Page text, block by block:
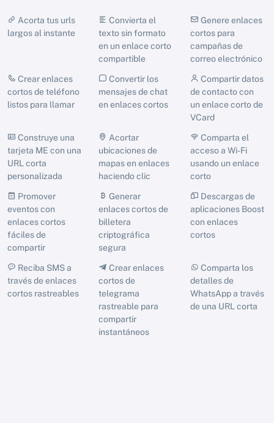
Acorta tus urls
largos al instante
Convierta el
texto sin formato
en un enlace corto
compartible
Genere enlaces
cortos para
campañas de
correo electrónico
Crear enlaces
cortos de teléfono
listos para llamar
Convertir los
mensajes de chat
en enlaces cortos
Compartir datos
de contacto con
un enlace corto de
VCard
Construye una
tarjeta ME con una
URL corta
personalizada
Acortar
ubicaciones de
mapas en enlaces
haciendo clic
Comparta el
acceso a Wi-Fi
usando un enlace
corto
Promover
eventos con
enlaces cortos
fáciles de
compartir
Generar
enlaces cortos de
billetera
criptográfica
segura
Descargas de
aplicaciones Boost
con enlaces
cortos
Reciba SMS a
través de enlaces
cortos rastreables
Crear enlaces
cortos de
telegrama
rastreable para
compartir
instantáneos
Comparta los
detalles de
WhatsApp a través
de una URL corta